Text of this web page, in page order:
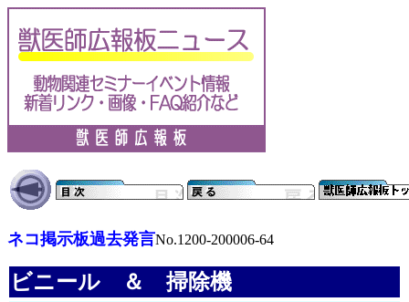
ネコ掲示板過去発言No.1200-200006-64
ビニール ＆ 掃除機